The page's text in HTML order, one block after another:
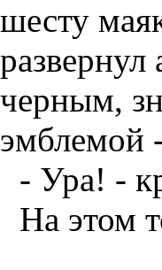
шесту
развернул
черным,
эмблемой
- Ура! -
На этом